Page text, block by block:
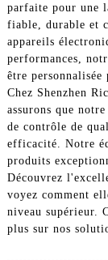
parfaite pour une
fiable, durable et
appareils
performances,
être personnalisée
Chez Shenzhen
assurons que
de contrôle de
efficacité. Notre
produits
Découvrez
voyez comment
niveau supérieur.
plus sur nos